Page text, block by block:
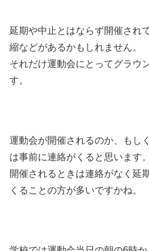
延期や中止とはならず開催され
縮などがあるかもしれません。
それだけ運動会にとってグラウ
す。
運動会が開催されるのか、もし
は事前に連絡がくると思います。
開催されるときは連絡がなく延
くることの方が多いですかね。